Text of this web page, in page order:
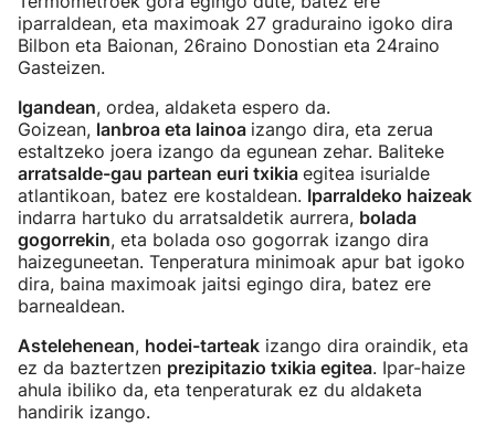
iparraldean, eta maximoak 27 graduraino igoko dira
Bilbon eta Baionan, 26raino Donostian eta 24raino
Gasteizen.
Igandean, ordea, aldaketa espero da.
Goizean, lanbroa eta lainoa izango dira, eta zerua
estaltzeko joera izango da egunean zehar. Baliteke
arratsalde-gau partean euri txikia egitea isurialde
atlantikoan, batez ere kostaldean. Iparraldeko haizeak
indarra hartuko du arratsaldetik aurrera, bolada
gogorrekin, eta bolada oso gogorrak izango dira
haizeguneetan. Tenperatura minimoak apur bat igoko
dira, baina maximoak jaitsi egingo dira, batez ere
barnealdean.
Astelehenean, hodei-tarteak izango dira oraindik, eta
ez da baztertzen prezipitazio txikia egitea. Ipar-haize
ahula ibiliko da, eta tenperaturak ez du aldaketa
handirik izango.